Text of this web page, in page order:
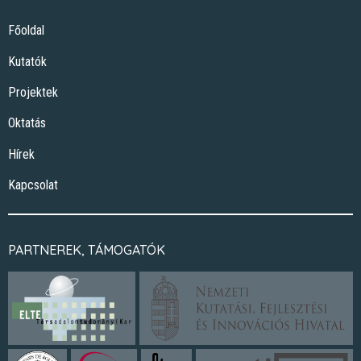
Főoldal
Kutatók
Projektek
Oktatás
Hírek
Kapcsolat
PARTNEREK, TÁMOGATÓK